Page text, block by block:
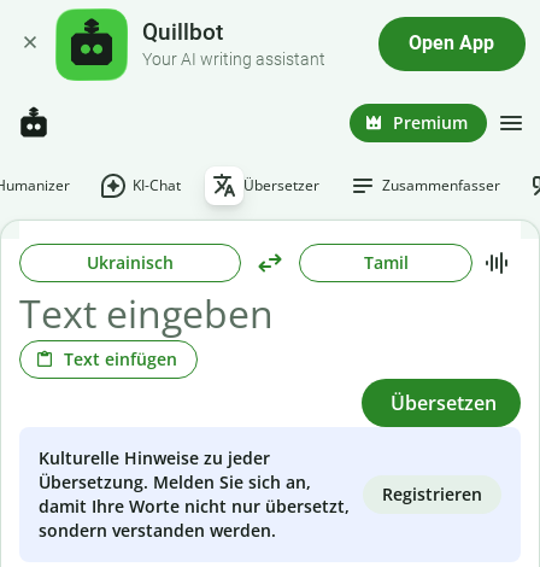
Quillbot
Your AI writing assistant
Open App
Premium
KI-Chat Übersetzer Zusammenfasser
Ukrainisch Tamil
Text einfügen
Übersetzen
Kulturelle Hinweise zu jeder
Übersetzung. Melden Sie sich an,
damit Ihre Worte nicht nur übersetzt,
sondern verstanden werden.
Registrieren